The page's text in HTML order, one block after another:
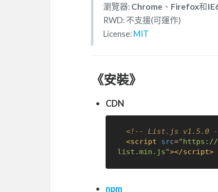
瀏覽器: Chrome 、 Firefox和
RWD: 不支援(可運作)
License: MIT
《安裝》
CDN
<!-- List.js v1.5.0
<script src="https://
list.min.js"></script>
npm